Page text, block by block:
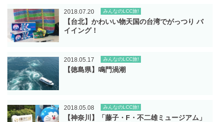
2018.07.20
【台北】かわいい物天国の台湾でがっつり バ
イイング！
みんなのLCC旅!
2018.05.17
【徳島県】鳴門渦潮
みんなのLCC旅!
2018.05.08
【神奈川】「藤子・F・不二雄ミュージアム」
みんなのLCC旅!